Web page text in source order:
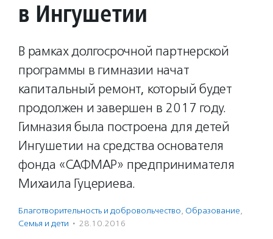
в Ингушетии
В рамках долгосрочной партнерской
программы в гимназии начат
капитальный ремонт, который будет
продолжен и завершен в 2017 году.
Гимназия была построена для детей
Ингушетии на средства основателя
фонда «САФМАР» предпринимателя
Михаила Гуцериева.
Благотвори­тель­ность и доброволь­чест­во, Образование,
Семья и дети · 28.10.2016